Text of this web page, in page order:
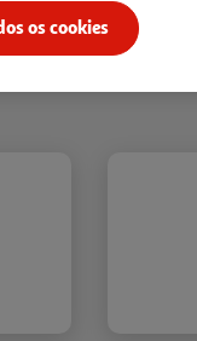
os cookies